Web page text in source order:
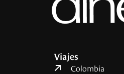
Viajes
Colombia